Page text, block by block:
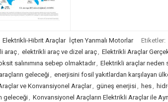
Elektrikli-Hibrit Araçlar İçten Yanmalı Motorlar Etiketler:
araç, elektrikli araç ve dizel araç, Elektrikli Araçlar
salınımına sebep olmaktadır, Elektrikli araçlar neden
geleceği, enerjisini fosil yakıtlardan karşılayan
ve Konvansiyonel Araçlar, güneş enerjisi, hes,
geleceği, Konvansiyonel Araçların Elektrikli Araçlar ile